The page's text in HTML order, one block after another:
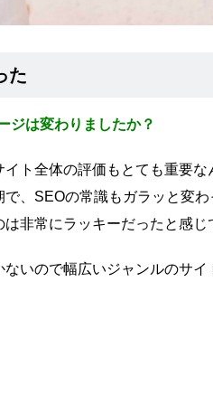
た
ジは変わりましたか？
ト全体の評価もとても重要
、SEOの常識もガラッと変わ
非常にラッキーだったと感じ
いので幅広いジャンルのサ